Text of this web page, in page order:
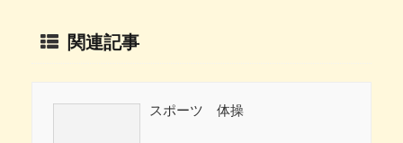
関連記事
スポーツ 体操